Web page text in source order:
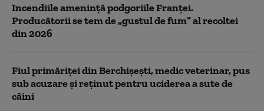
Incendiile amenință podgoriile Franței.
Producătorii se tem de „gustul de fum” al recoltei
din 2026
Fiul primăriţei din Berchişeşti, medic veterinar, pus
sub acuzare şi reţinut pentru uciderea a sute de
câini